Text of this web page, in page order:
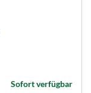
Sofort verfügbar